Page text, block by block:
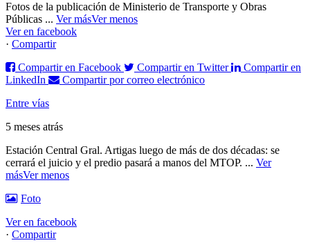
Fotos de la publicación de Ministerio de Transporte y Obras
Públicas ... Ver másVer menos
Ver en facebook
· Compartir
Compartir en Facebook
Compartir en Twitter
Compartir en
LinkedIn
Compartir por correo electrónico
Entre vías
5 meses atrás
Estación Central Gral. Artigas luego de más de dos décadas: se
cerrará el juicio y el predio pasará a manos del MTOP. ... Ver
másVer menos
Foto
Ver en facebook
· Compartir